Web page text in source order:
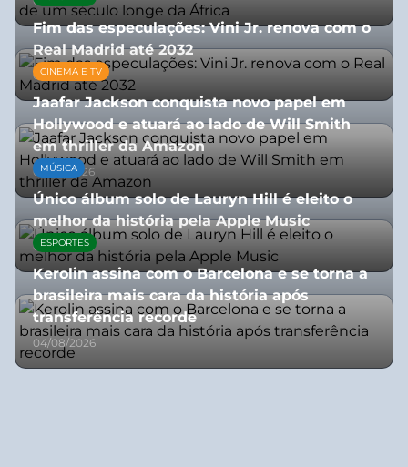
Fim das especulações: Vini Jr. renova com o
Real Madrid até 2032
06/08/2026
CINEMA E TV
Jaafar Jackson conquista novo papel em
Hollywood e atuará ao lado de Will Smith
em thriller da Amazon
06/08/2026
MÚSICA
Único álbum solo de Lauryn Hill é eleito o
melhor da história pela Apple Music
06/08/2026
ESPORTES
Kerolin assina com o Barcelona e se torna a
brasileira mais cara da história após
transferência recorde
04/08/2026